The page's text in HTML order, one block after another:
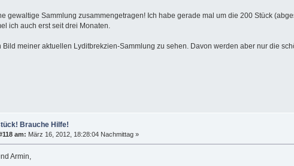
gewaltige Sammlung zusammengetragen! Ich habe gerade mal um die 200 Stück
ich auch erst seit drei Monaten.
Bild meiner aktuellen Lyditbrekzien-Sammlung zu sehen. Davon werden aber nur die
Brauche Hilfe!
am: März 16, 2012, 18:28:04 Nachmittag »
Armin,